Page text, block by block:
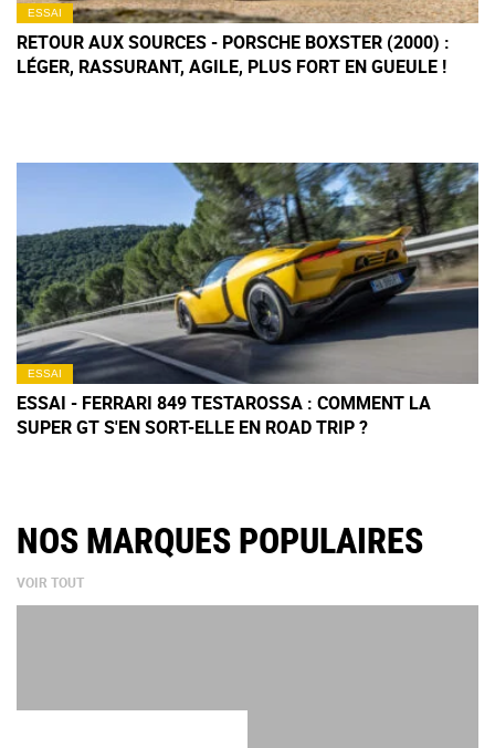
ESSAI
RETOUR AUX SOURCES - PORSCHE BOXSTER (2000) :
LÉGER, RASSURANT, AGILE, PLUS FORT EN GUEULE !
ESSAI
ESSAI - FERRARI 849 TESTAROSSA : COMMENT LA
SUPER GT S'EN SORT-ELLE EN ROAD TRIP ?
NOS MARQUES POPULAIRES
VOIR TOUT